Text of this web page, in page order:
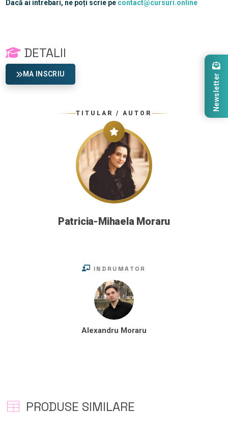
Dacă ai intrebari, ne poți scrie pe contact@cursuri.online
DETALII
MA INSCRIU
TITULAR / AUTOR
Patricia-Mihaela Moraru
INDRUMATOR
Alexandru Moraru
PRODUSE SIMILARE
Newsletter